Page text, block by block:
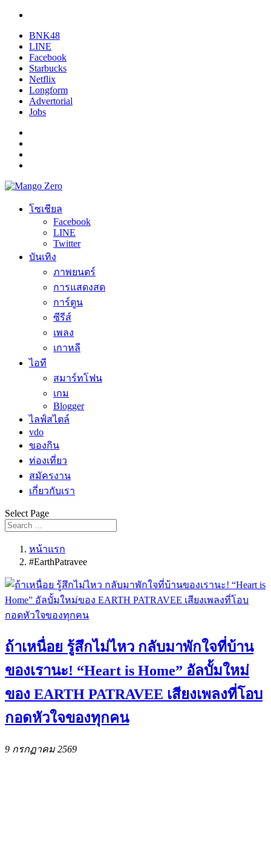
BNK48
LINE
Facebook
Starbucks
Netflix
Longform
Advertorial
Jobs
โซเชียล
Facebook
LINE
Twitter
บันเทิง
ภาพยนตร์
การแสดงสด
การ์ตูน
ซีรีส์
เพลง
เกาหลี
ไอที
สมาร์ทโฟน
เกม
Blogger
ไลฟ์สไตล์
vdo
ของกิน
ท่องเที่ยว
สมัครงาน
เกี่ยวกับเรา
Select Page
หน้าแรก
#EarthPatravee
ถ้าเหนื่อย รู้สึกไม่ไหว กลับมาพักใจที่บ้าน
ของเรานะ! “Heart is Home” อัลบั้มใหม่
ของ EARTH PATRAVEE เสียงเพลงที่โอบ
กอดหัวใจของทุกคน
9 กรกฏาคม 2569